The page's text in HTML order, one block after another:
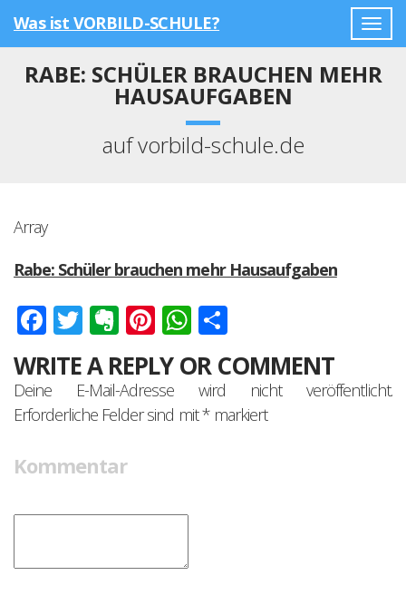
Was ist VORBILD-SCHULE?
RABE: SCHÜLER BRAUCHEN MEHR
HAUSAUFGABEN
auf vorbild-schule.de
Array
Rabe: Schüler brauchen mehr Hausaufgaben
Facebook
Twitter
Evernote
Pinterest
WhatsApp
WRITE A REPLY OR COMMENT
Deine E-Mail-Adresse wird nicht veröffentlicht.
Erforderliche Felder sind mit*markiert
Kommentar